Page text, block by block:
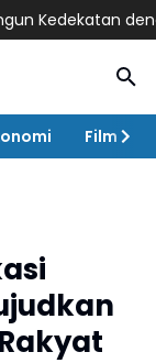
dengan
Film